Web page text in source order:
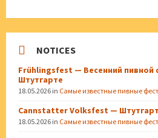
NOTICES
Frühlingsfest — Весенний пивной
Штутгарте
18.05.2026 in Самые известные пивные
Cannstatter Volksfest — Штутгарт
18.05.2026 in Самые известные пивные